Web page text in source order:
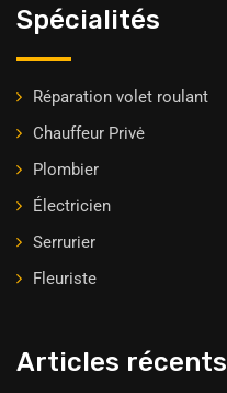
Spécialités
Réparation volet roulant
Chauffeur Privė
Plombier
Électricien
Serrurier
Fleuriste
Articles récents